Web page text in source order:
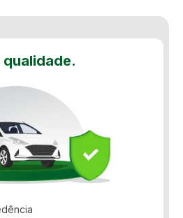
em Rampa
com ajuste de altura
qualidade.